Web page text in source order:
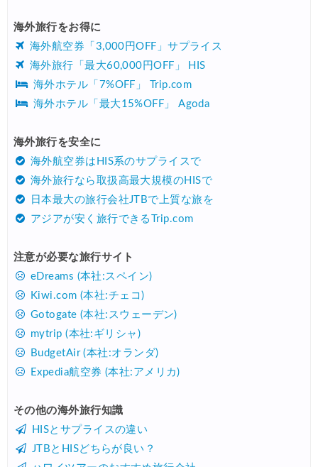
海外旅行をお得に
海外航空券「3,000円OFF」サプライス
海外旅行「最大60,000円OFF」 HIS
海外ホテル「7%OFF」 Trip.com
海外ホテル「最大15%OFF」 Agoda
海外旅行を安全に
海外航空券はHIS系のサプライスで
海外旅行なら取扱高最大規模のHISで
日本最大の旅行会社JTBで上質な旅を
アジアが安く旅行できるTrip.com
注意が必要な旅行サイト
eDreams (本社:スペイン)
Kiwi.com (本社:チェコ)
Gotogate (本社:スウェーデン)
mytrip (本社:ギリシャ)
BudgetAir (本社:オランダ)
Expedia航空券 (本社:アメリカ)
その他の海外旅行知識
HISとサプライスの違い
JTBとHISどちらが良い？